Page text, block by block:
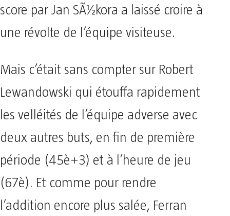
score par Jan SÃ½kora a laissé croire à
une révolte de l’équipe visiteuse.
Mais c’était sans compter sur Robert
Lewandowski qui étouffa rapidement
les velléités de l’équipe adverse avec
deux autres buts, en fin de première
période (45è+3) et à l’heure de jeu
(67è). Et comme pour rendre
l’addition encore plus salée, Ferran